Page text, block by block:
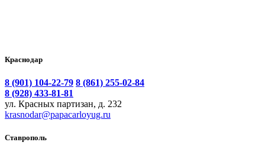
Краснодар
8 (901) 104-22-79 8 (861) 255-02-84
8 (928) 433-81-81
ул. Красных партизан, д. 232
krasnodar@papacarloyug.ru
Ставрополь